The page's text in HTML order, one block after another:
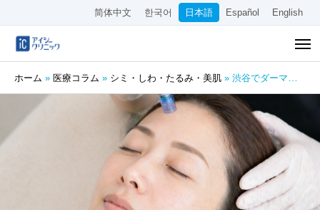
简体中文 한국어 日本語 Español English
ホーム » 医療コラム » シミ・しわ・たるみ・美肌 » 渋谷でダーマペンを受けるなら｜効果・施術内容・選び方を徹底解説